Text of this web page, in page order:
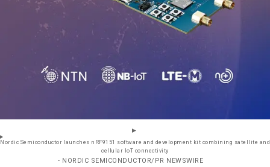
Nordic Semiconductor launches nRF9151 software and development kit combining satellite and
cellular IoT connectivity
- NORDIC SEMICONDUCTOR/PR NEWSWIRE